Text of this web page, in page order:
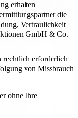
erhalten
die
Vertraulichkeit
GmbH & Co.
rechtlich erforderlich
von Missbrauch
ohne Ihre